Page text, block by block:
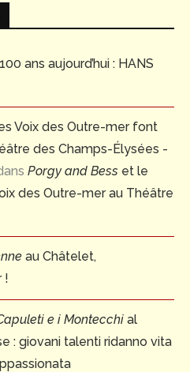
ans aujourd’hui : HANS
Voix des Outre-mer font
des Champs-Élysées -
Porgy and Bess et le
des Outre-mer au Théâtre
au Châtelet,
!
e i Montecchi al
: giovani talenti ridanno vita